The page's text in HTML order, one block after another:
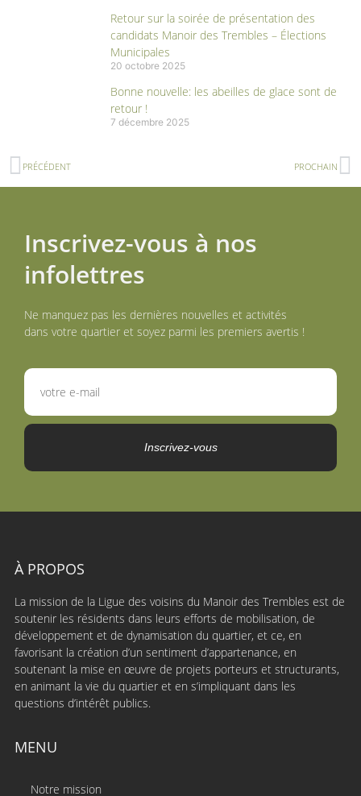
Retour sur la soirée de présentation des
candidats Manoir des Trembles – Élections
Municipales
20 octobre 2025
Bonne nouvelle: les abeilles de glace sont de
retour !
7 décembre 2025
PRÉCÉDENT PROCHAIN
Inscrivez-vous à nos
infolettres
Ne manquez pas les dernières nouvelles et activités
dans votre quartier et soyez parmi les premiers avertis !
Inscrivez-vous
À PROPOS
La mission de la Ligue des voisins du Manoir des Trembles est de
soutenir les résidents dans leurs efforts de mobilisation, de
développement et de dynamisation du quartier, et ce, en
favorisant la création d’un sentiment d’appartenance, en
soutenant la mise en œuvre de projets porteurs et structurants,
en animant la vie du quartier et en s’impliquant dans les
questions d’intérêt publics.
MENU
Notre mission